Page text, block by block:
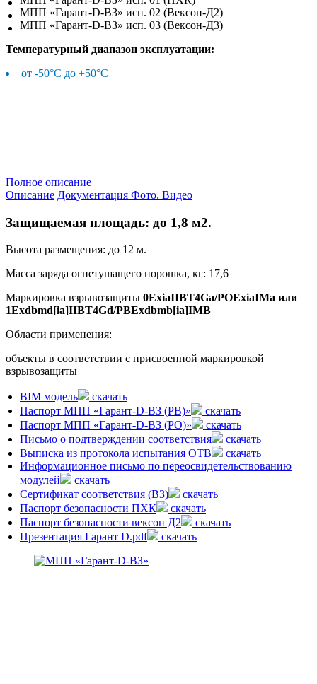
МПП «Гарант-D-ВЗ» исп. 02 (Вексон-Д2)
МПП «Гарант-D-ВЗ» исп. 03 (Вексон-Д3)
Температурный диапазон эксплуатации:
от -50°С до +50°С
Полное описание
Описание Документация Фото. Видео
Защищаемая площадь: до 1,8 м2.
Высота размещения: до 12 м.
Масса заряда огнетушащего порошка, кг: 17,6
Маркировка взрывозащиты 0ExiaIIBT4Ga/POExiaIMa или
1Exdbmd[ia]IIBT4Gd/PBExdbmb[ia]IMB
Области применения:
объекты в соответствии с присвоенной маркировкой
взрывозащиты
BIM модель
скачать
Паспорт МПП «Гарант-D-ВЗ (РВ)»
скачать
Паспорт МПП «Гарант-D-ВЗ (РО)»
скачать
Письмо о подтверждении соответствия
скачать
Выписка из протокола испытания ОТВ
скачать
Информационное письмо по переосвидетельствованию
модулей
скачать
Сертификат соответствия (ВЗ)
скачать
Паспорт безопасности ПХК
скачать
Паспорт безопасности вексон Д2
скачать
Презентация Гарант D.pdf
скачать